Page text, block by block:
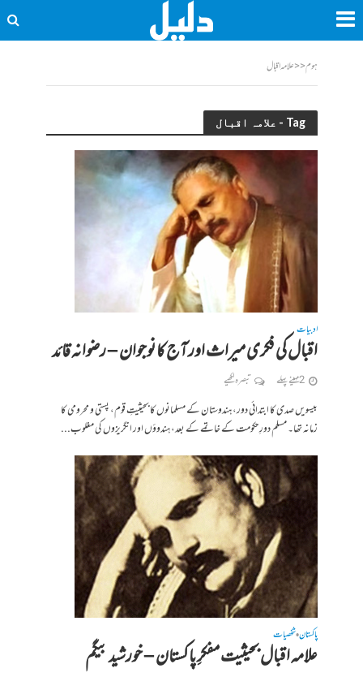
ہوم<<علامہ اقبال
Tag - علامہ اقبال
ادبیات
اقبال کی فکری میراث اور آج کا نوجوان – رضوانہ قائد
2 مہینے پہلے تبصرہ لکھیے
بیسویں صدی کا ابتدائی دور، ہندوستان کے مسلمانوں کا بحیثیتِ قوم، پستی و محرومی کا
زمانہ تھا۔ مسلم دورِ حکومت کے خاتمے کے بعد، ہندوؤں اور انگریزوں کی مغلوب...
پاکستان•شخصیات
علامہ اقبال بحیثیت مفکرِ پاکستان – خورشید بیگم